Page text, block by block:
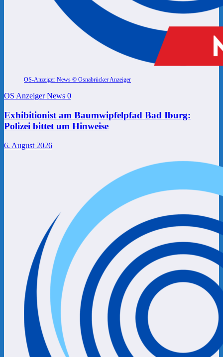
OS-Anzeiger News © Osnabrücker Anzeiger
OS Anzeiger News 0
Exhibitionist am Baumwipfelpfad Bad Iburg:
Polizei bittet um Hinweise
6. August 2026